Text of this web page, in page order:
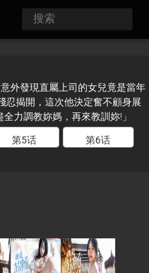
外發現直屬上司的女兒竟是當年
忍揭開，這次他決定奮不顧身展
力調教妳媽，再來教訓妳!」
第5话 第6话